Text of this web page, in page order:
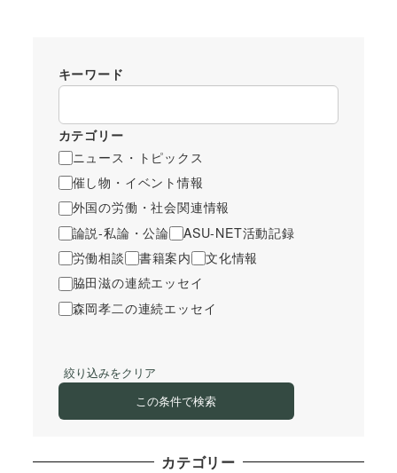
キーワード
カテゴリー
ニュース・トピックス
催し物・イベント情報
外国の労働・社会関連情報
論説-私論・公論
ASU-NET活動記録
労働相談
書籍案内
文化情報
脇田滋の連続エッセイ
森岡孝二の連続エッセイ
絞り込みをクリア
この条件で検索
カテゴリー